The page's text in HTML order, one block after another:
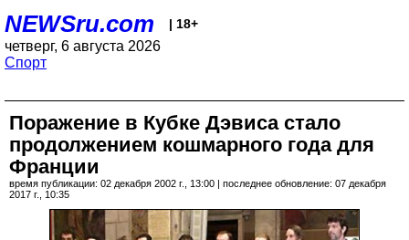
NEWSru.com | 18+
четверг, 6 августа 2026
Спорт
Поражение в Кубке Дэвиса стало
продолжением кошмарного года для
Франции
время публикации: 02 декабря 2002 г., 13:00 | последнее обновление: 07 декабря
2017 г., 10:35